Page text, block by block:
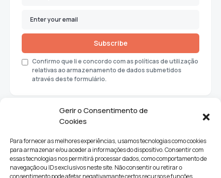
Gerir o Consentimento de
Cookies
Para fornecer as melhores experiências, usamos tecnologias como cookies
para armazenar e/ou aceder a informações do dispositivo. Consentir com
essas tecnologias nos permitirá processar dados, como comportamento de
navegação ou IDs exclusivos neste site. Não consentir ou retirar o
consentimento pode afetar negativamante certos recursos e funções.
Subscribe
Confirmo que li e concordo com as políticas de utilização
relativas ao armazenamento de dados submetidos
através deste formulário.